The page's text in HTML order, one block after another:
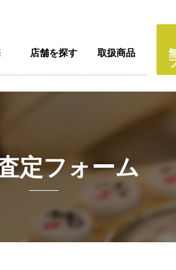
店舗を探す 取扱商品
定フォーム